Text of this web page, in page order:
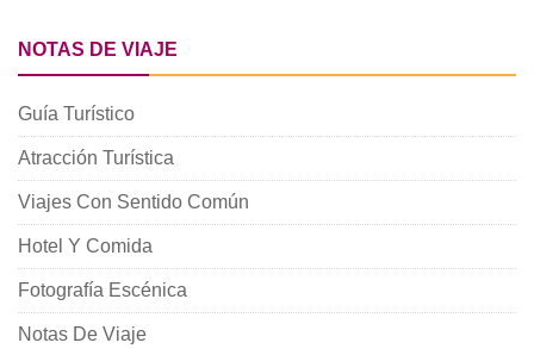
NOTAS DE VIAJE
Guía Turístico
Atracción Turística
Viajes Con Sentido Común
Hotel Y Comida
Fotografía Escénica
Notas De Viaje